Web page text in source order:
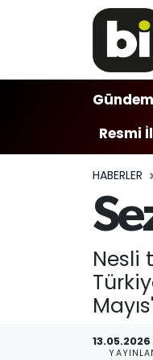
Gündem
Resmi
HABERLER
Nesli
Gündem
Antalya Haber
Siyaset
Ekonomi
Kültür-sanat
Gündem
Antalya Haber
Siyaset
Ekonomi
Kültür-sanat
Muratpaşa
Muratpaşa
Muratpaşa
Süper Lig
Tüm Manşetler
Son Dakika
Haber Arşivi